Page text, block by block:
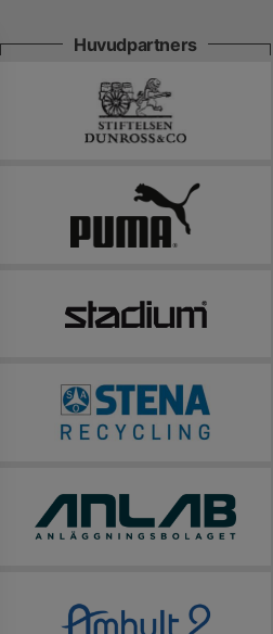
Huvudpartners